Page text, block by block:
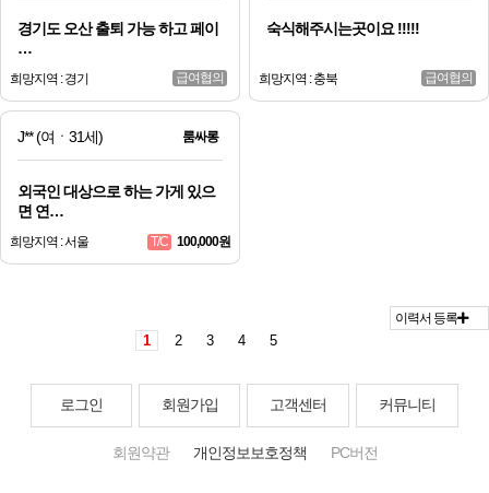
경기도 오산 출퇴 가능 하고 페이
…
희망지역 : 경기 급여협의
숙식해주시는곳이요 !!!!!
희망지역 : 충북 급여협의
J**(여ㆍ31세) 룸싸롱
외국인 대상으로 하는 가게 있으
면 연…
희망지역 : 서울 T/C 100,000원
이력서 등록
1 2 3 4 5
로그인 회원가입 고객센터 커뮤니티
회원약관 개인정보보호정책 PC버전